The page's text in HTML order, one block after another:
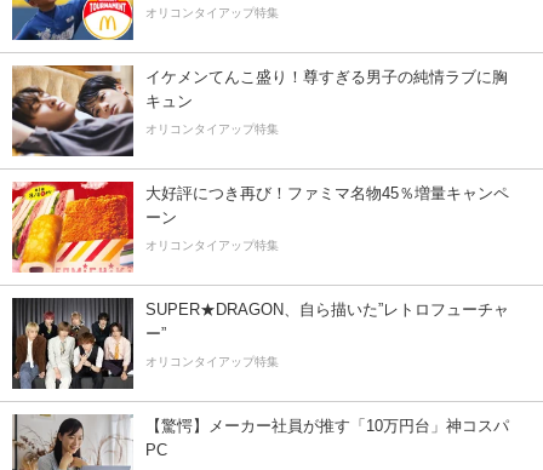
オリコンタイアップ特集
イケメンてんこ盛り！尊すぎる男子の純情ラブに胸
キュン
オリコンタイアップ特集
大好評につき再び！ファミマ名物45％増量キャンペ
ーン
オリコンタイアップ特集
SUPER★DRAGON、自ら描いた”レトロフューチャ
ー”
オリコンタイアップ特集
【驚愕】メーカー社員が推す「10万円台」神コスパ
PC